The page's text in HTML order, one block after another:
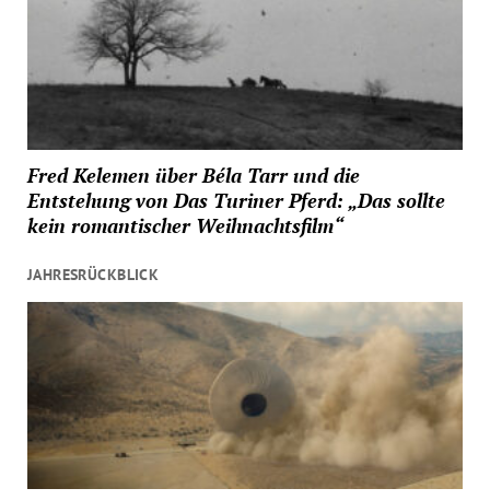
Fred Kelemen über Béla Tarr und die
Entstehung von Das Turiner Pferd: „Das sollte
kein romantischer Weihnachtsfilm“
JAHRESRÜCKBLICK